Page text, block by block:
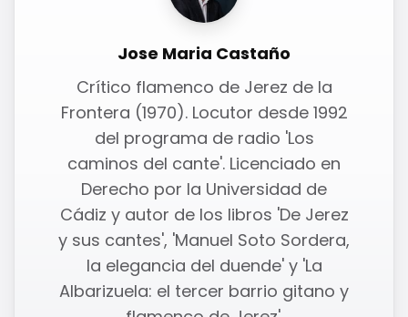
Jose Maria Castaño
Crítico flamenco de Jerez de la
Frontera (1970). Locutor desde 1992
del programa de radio 'Los
caminos del cante'. Licenciado en
Derecho por la Universidad de
Cádiz y autor de los libros 'De Jerez
y sus cantes', 'Manuel Soto Sordera,
la elegancia del duende' y 'La
Albarizuela: el tercer barrio gitano y